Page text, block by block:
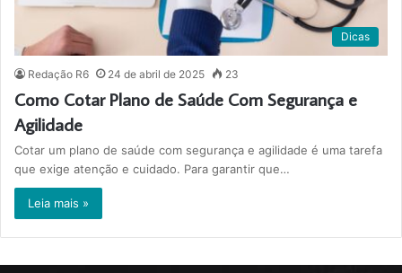
Dicas
Redação R6 24 de abril de 2025 23
Como Cotar Plano de Saúde Com Segurança e
Agilidade
Cotar um plano de saúde com segurança e agilidade é uma tarefa
que exige atenção e cuidado. Para garantir que…
Leia mais »